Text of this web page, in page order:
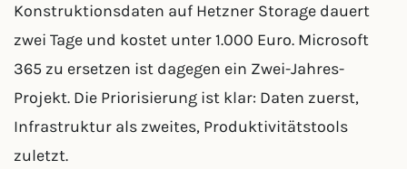
Konstruktionsdaten auf Hetzner Storage dauert
zwei Tage und kostet unter 1.000 Euro. Microsoft
365 zu ersetzen ist dagegen ein Zwei-Jahres-
Projekt. Die Priorisierung ist klar: Daten zuerst,
Infrastruktur als zweites, Produktivitätstools
zuletzt.